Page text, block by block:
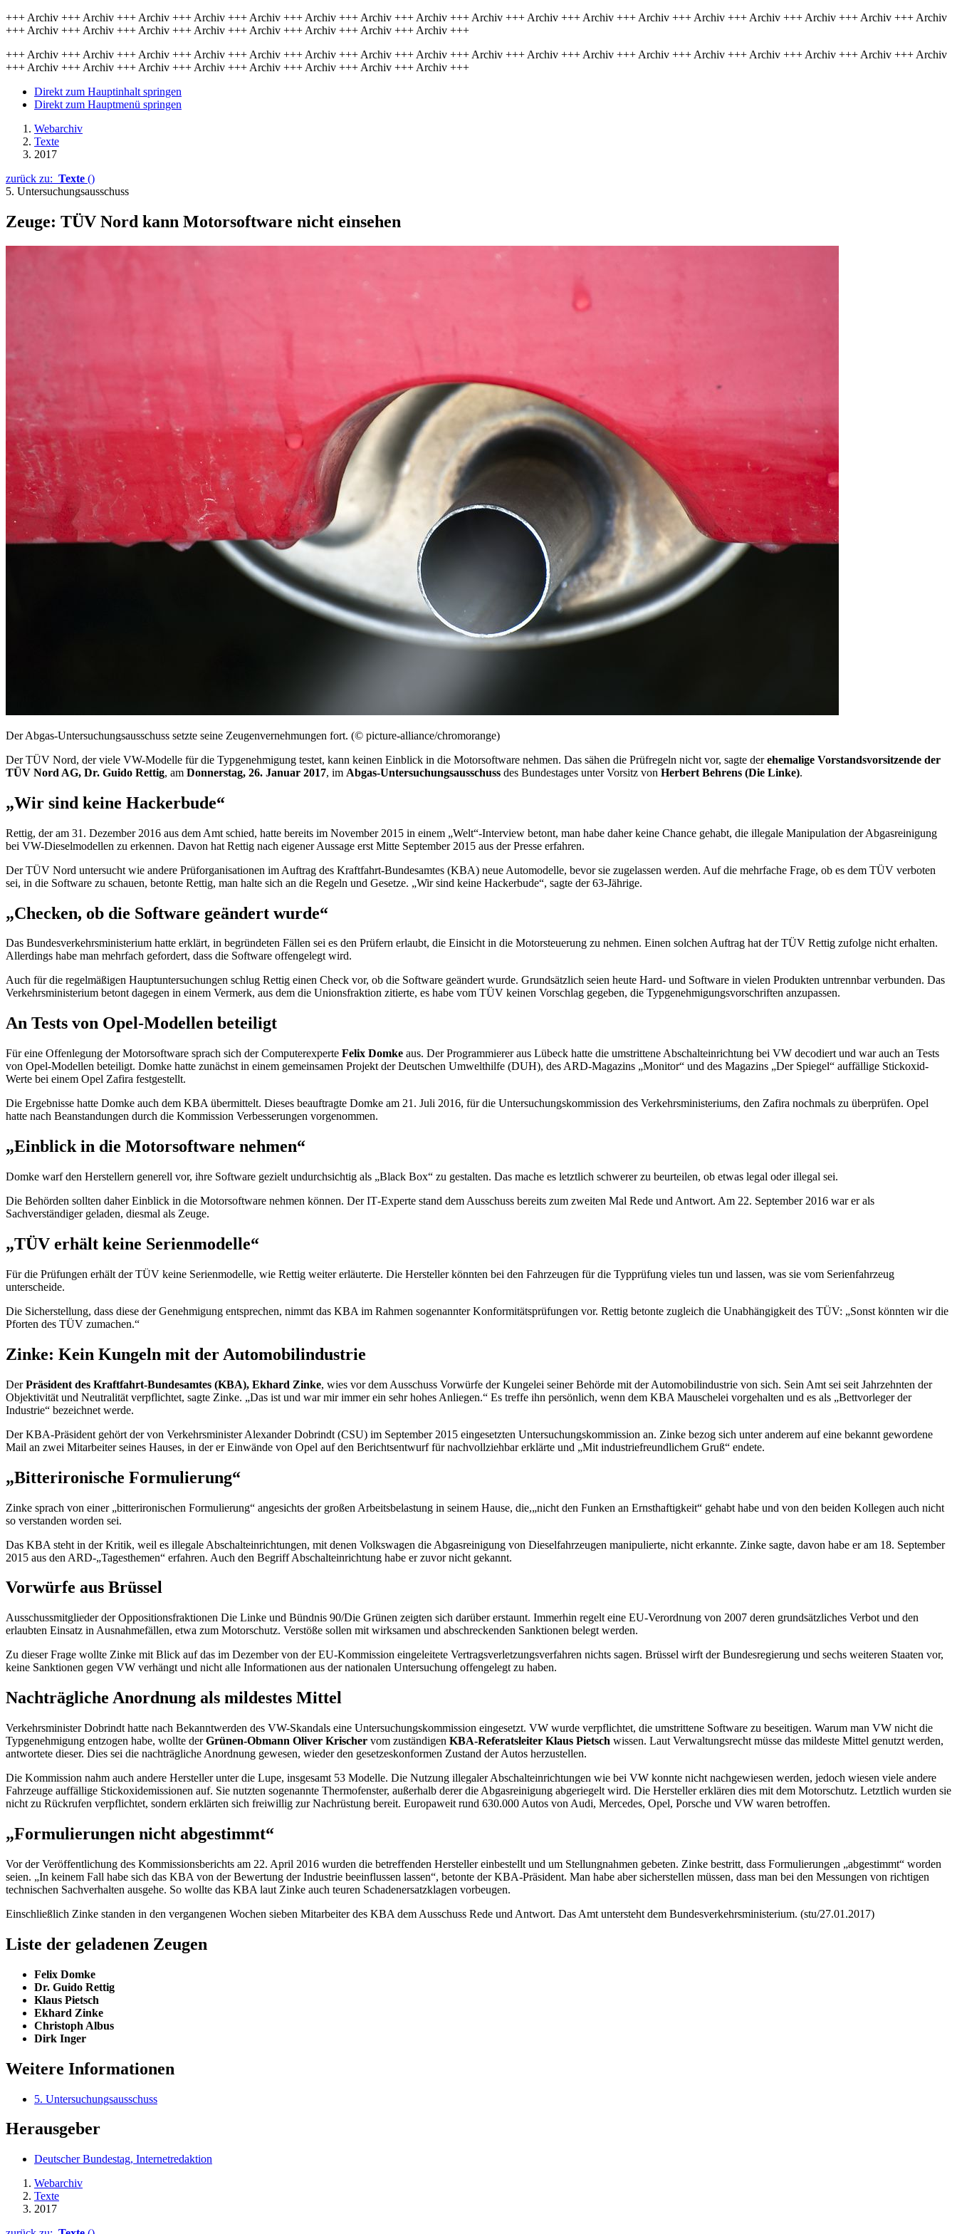
+++ Archiv +++ Archiv +++ Archiv +++ Archiv +++ Archiv +++ Archiv +++ Archiv +++ Archiv +++ Archiv +++ Archiv +++ Archiv +++ Archiv +++ Archiv +++ Archiv +++ Archiv +++ Archiv +++ Archiv
+++ Archiv +++ Archiv +++ Archiv +++ Archiv +++ Archiv +++ Archiv +++ Archiv +++ Archiv +++
+++ Archiv +++ Archiv +++ Archiv +++ Archiv +++ Archiv +++ Archiv +++ Archiv +++ Archiv +++ Archiv +++ Archiv +++ Archiv +++ Archiv +++ Archiv +++ Archiv +++ Archiv +++ Archiv +++ Archiv
+++ Archiv +++ Archiv +++ Archiv +++ Archiv +++ Archiv +++ Archiv +++ Archiv +++ Archiv +++
Direkt zum Hauptinhalt springen
Direkt zum Hauptmenü springen
Webarchiv
Texte
2017
zurück zu: Texte ()
5. Untersuchungsausschuss
Zeuge: TÜV Nord kann Motorsoftware nicht einsehen
Der Abgas-Untersuchungsausschuss setzte seine Zeugenvernehmungen fort. (© picture-alliance/chromorange)
Der TÜV Nord, der viele VW-Modelle für die Typgenehmigung testet, kann keinen Einblick in die Motorsoftware nehmen. Das sähen die Prüfregeln nicht vor, sagte derehemalige Vorstandsvorsitzende der
TÜV Nord AG, Dr. Guido Rettig, am Donnerstag, 26. Januar 2017, im Abgas-Untersuchungsausschuss des Bundestages unter Vorsitz von Herbert Behrens (Die Linke).
„Wir sind keine Hackerbude“
Rettig, der am 31. Dezember 2016 aus dem Amt schied, hatte bereits im November 2015 in einem „Welt“-Interview betont, man habe daher keine Chance gehabt, die illegale Manipulation der Abgasreinigung
bei VW-Dieselmodellen zu erkennen. Davon hat Rettig nach eigener Aussage erst Mitte September 2015 aus der Presse erfahren.
Der TÜV Nord untersucht wie andere Prüforganisationen im Auftrag des Kraftfahrt-Bundesamtes (KBA) neue Automodelle, bevor sie zugelassen werden. Auf die mehrfache Frage, ob es dem TÜV verboten
sei, in die Software zu schauen, betonte Rettig, man halte sich an die Regeln und Gesetze. „Wir sind keine Hackerbude“, sagte der 63-Jährige.
„Checken, ob die Software geändert wurde“
Das Bundesverkehrsministerium hatte erklärt, in begründeten Fällen sei es den Prüfern erlaubt, die Einsicht in die Motorsteuerung zu nehmen. Einen solchen Auftrag hat der TÜV Rettig zufolge nicht erhalten.
Allerdings habe man mehrfach gefordert, dass die Software offengelegt wird.
Auch für die regelmäßigen Hauptuntersuchungen schlug Rettig einen Check vor, ob die Software geändert wurde. Grundsätzlich seien heute Hard- und Software in vielen Produkten untrennbar verbunden. Das
Verkehrsministerium betont dagegen in einem Vermerk, aus dem die Unionsfraktion zitierte, es habe vom TÜV keinen Vorschlag gegeben, die Typgenehmigungsvorschriften anzupassen.
An Tests von Opel-Modellen beteiligt
Für eine Offenlegung der Motorsoftware sprach sich der Computerexperte Felix Domke aus. Der Programmierer aus Lübeck hatte die umstrittene Abschalteinrichtung bei VW decodiert und war auch an Tests
von Opel-Modellen beteiligt. Domke hatte zunächst in einem gemeinsamen Projekt der Deutschen Umwelthilfe (DUH), des ARD-Magazins „Monitor“ und des Magazins „Der Spiegel“ auffällige Stickoxid-
Werte bei einem Opel Zafira festgestellt.
Die Ergebnisse hatte Domke auch dem KBA übermittelt. Dieses beauftragte Domke am 21. Juli 2016, für die Untersuchungskommission des Verkehrsministeriums, den Zafira nochmals zu überprüfen. Opel
hatte nach Beanstandungen durch die Kommission Verbesserungen vorgenommen.
„Einblick in die Motorsoftware nehmen“
Domke warf den Herstellern generell vor, ihre Software gezielt undurchsichtig als „Black Box“ zu gestalten. Das mache es letztlich schwerer zu beurteilen, ob etwas legal oder illegal sei.
Die Behörden sollten daher Einblick in die Motorsoftware nehmen können. DerIT-Experte stand dem Ausschuss bereits zum zweiten Mal Rede und Antwort. Am 22. September 2016 war er als
Sachverständiger geladen, diesmal als Zeuge.
„TÜV erhält keine Serienmodelle“
Für die Prüfungen erhält der TÜV keine Serienmodelle, wie Rettig weiter erläuterte. Die Hersteller könnten bei den Fahrzeugen für die Typprüfung vieles tun und lassen, was sie vom Serienfahrzeug
unterscheide.
Die Sicherstellung, dass diese der Genehmigung entsprechen, nimmt das KBA im Rahmen sogenannter Konformitätsprüfungen vor. Rettig betonte zugleich die Unabhängigkeit des TÜV: „Sonst könnten wir die
Pforten des TÜV zumachen.“
Zinke: Kein Kungeln mit der Automobilindustrie
DerPräsident des Kraftfahrt-Bundesamtes (KBA), Ekhard Zinke, wies vor dem Ausschuss Vorwürfe der Kungelei seiner Behörde mit der Automobilindustrie von sich. Sein Amt sei seit Jahrzehnten der
Objektivität und Neutralität verpflichtet, sagte Zinke. „Das ist und war mir immer ein sehr hohes Anliegen.“ Es treffe ihn persönlich, wenn dem KBA Mauschelei vorgehalten und es als „Bettvorleger der
Industrie“ bezeichnet werde.
Der KBA-Präsident gehört der von Verkehrsminister Alexander Dobrindt (CSU) im September 2015 eingesetzten Untersuchungskommission an. Zinke bezog sich unter anderem auf eine bekannt gewordene
Mail an zwei Mitarbeiter seines Hauses, in der er Einwände von Opel auf den Berichtsentwurf für nachvollziehbar erklärte und „Mit industriefreundlichem Gruß“ endete.
„Bitterironische Formulierung“
Zinke sprach von einer „bitterironischen Formulierung“ angesichts der großen Arbeitsbelastung in seinem Hause, die,„nicht den Funken an Ernsthaftigkeit“ gehabt habe und von den beiden Kollegen auch nicht
so verstanden worden sei.
Das KBA steht in der Kritik, weil es illegale Abschalteinrichtungen, mit denen Volkswagen die Abgasreinigung von Dieselfahrzeugen manipulierte, nicht erkannte. Zinke sagte, davon habe er am 18. September
2015 aus den ARD-„Tagesthemen“ erfahren. Auch den Begriff Abschalteinrichtung habe er zuvor nicht gekannt.
Vorwürfe aus Brüssel
Ausschussmitglieder der Oppositionsfraktionen Die Linke und Bündnis 90/Die Grünen zeigten sich darüber erstaunt. Immerhin regelt eine EU-Verordnung von 2007 deren grundsätzliches Verbot und den
erlaubten Einsatz in Ausnahmefällen, etwa zum Motorschutz. Verstöße sollen mit wirksamen und abschreckenden Sanktionen belegt werden.
Zu dieser Frage wollte Zinke mit Blick auf das im Dezember von der EU-Kommission eingeleitete Vertragsverletzungsverfahren nichts sagen. Brüssel wirft der Bundesregierung und sechs weiteren Staaten vor,
keine Sanktionen gegen VW verhängt und nicht alle Informationen aus der nationalen Untersuchung offengelegt zu haben.
Nachträgliche Anordnung als mildestes Mittel
Verkehrsminister Dobrindt hatte nach Bekanntwerden des VW-Skandals eine Untersuchungskommission eingesetzt. VW wurde verpflichtet, die umstrittene Software zu beseitigen. Warum man VW nicht die
Typgenehmigung entzogen habe, wollte derGrünen-Obmann Oliver Krischer vom zuständigen KBA-Referatsleiter Klaus Pietsch wissen. Laut Verwaltungsrecht müsse das mildeste Mittel genutzt werden,
antwortete dieser. Dies sei die nachträgliche Anordnung gewesen, wieder den gesetzeskonformen Zustand der Autos herzustellen.
Die Kommission nahm auch andere Hersteller unter die Lupe, insgesamt 53 Modelle. Die Nutzung illegaler Abschalteinrichtungen wie bei VW konnte nicht nachgewiesen werden, jedoch wiesen viele andere
Fahrzeuge auffällige Stickoxidemissionen auf. Sie nutzten sogenannte Thermofenster, außerhalb derer die Abgasreinigung abgeriegelt wird. Die Hersteller erklären dies mit dem Motorschutz. Letztlich wurden sie
nicht zu Rückrufen verpflichtet, sondern erklärten sich freiwillig zur Nachrüstung bereit. Europaweit rund 630.000 Autos von Audi, Mercedes, Opel, Porsche und VW waren betroffen.
„Formulierungen nicht abgestimmt“
Vor der Veröffentlichung des Kommissionsberichts am 22. April 2016 wurden die betreffenden Hersteller einbestellt und um Stellungnahmen gebeten. Zinke bestritt, dass Formulierungen „abgestimmt“ worden
seien. „In keinem Fall habe sich das KBA von der Bewertung der Industrie beeinflussen lassen“, betonte der KBA-Präsident. Man habe aber sicherstellen müssen, dass man bei den Messungen von richtigen
technischen Sachverhalten ausgehe. So wollte das KBA laut Zinke auch teuren Schadenersatzklagen vorbeugen.
Einschließlich Zinke standen in den vergangenen Wochen sieben Mitarbeiter des KBA dem Ausschuss Rede und Antwort. Das Amt untersteht dem Bundesverkehrsministerium. (stu/27.01.2017)
Liste der geladenen Zeugen
Felix Domke
Dr. Guido Rettig
Klaus Pietsch
Ekhard Zinke
Christoph Albus
Dirk Inger
Weitere Informationen
5. Untersuchungsausschuss
Herausgeber
Deutscher Bundestag, Internetredaktion
Webarchiv
Texte
2017